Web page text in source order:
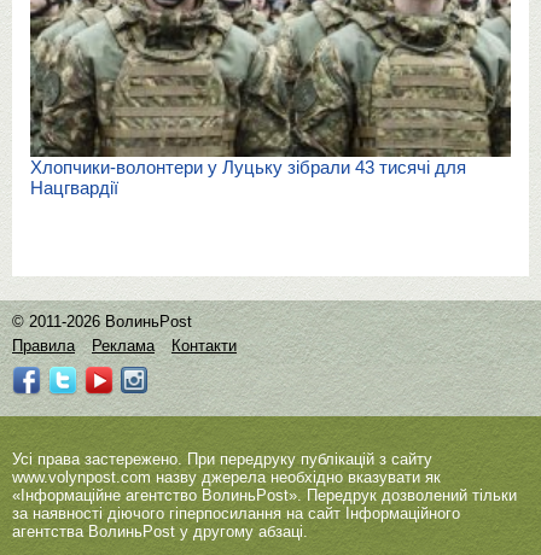
Хлопчики-волонтери у Луцьку зібрали 43 тисячі для
Нацгвардії
© 2011-2026 ВолиньPost
Правила
Реклама Контакти
Усі права застережено. При передруку публікацій з сайту
www.volynpost.com назву джерела необхідно вказувати як
«Інформаційне агентство ВолиньPost». Передрук дозволений тільки
за наявності діючого гіперпосилання на сайт Інформаційного
агентства ВолиньPost у другому абзаці.